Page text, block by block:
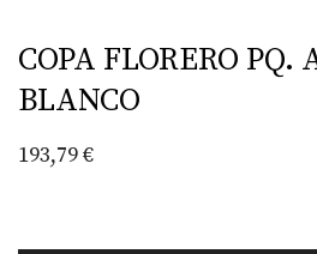
COPA FLORERO
BLANCO
193,79€